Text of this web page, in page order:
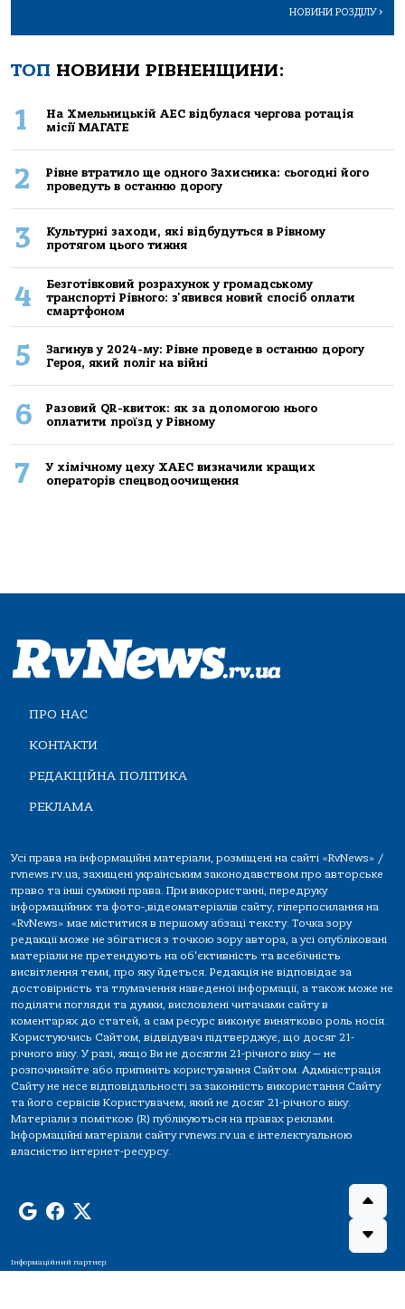
НОВИНИ РОЗДІЛУ>
ТОП НОВИНИ РІВНЕНЩИНИ:
1
На Хмельницькій АЕС відбулася чергова ротація
місії МАГАТЕ
2
Рівне втратило ще одного Захисника: сьогодні його
проведуть в останню дорогу
3
Культурні заходи, які відбудуться в Рівному
протягом цього тижня
4
Безготівковий розрахунок у громадському
транспорті Рівного: з'явився новий спосіб оплати
смартфоном
5
Загинув у 2024-му: Рівне проведе в останню дорогу
Героя, який поліг на війні
6
Разовий QR-квиток: як за допомогою нього
оплатити проїзд у Рівному
7
У хімічному цеху ХАЕС визначили кращих
операторів спецводоочищення
ПРО НАС
КОНТАКТИ
РЕДАКЦІЙНА ПОЛІТИКА
РЕКЛАМА
Усі права на інформаційні матеріали, розміщені на сайті «RvNews» /
rvnews.rv.ua, захищені українським законодавством про авторське
право та інші суміжні права. При використанні, передруку
інформаційних та фото-,відеоматеріалів сайту, гіперпосилання на
«RvNews» має міститися в першому абзаці тексту. Точка зору
редакції може не збігатися з точкою зору автора, а усі опубліковані
матеріали не претендують на об'єктивність та всебічність
висвітлення теми, про яку йдеться. Редакція не відповідає за
достовірність та тлумачення наведеної інформації, а також може не
поділяти погляди та думки, висловлені читачами сайту в
коментарях до статей, а сам ресурс виконує винятково роль носія.
Користуючись Сайтом, відвідувач підтверджує, що досяг 21-
річного віку. У разі, якщо Ви не досягли 21-річного віку — не
розпочинайте або припиніть користування Сайтом. Адміністрація
Сайту не несе відповідальності за законність використання Сайту
та його сервісів Користувачем, який не досяг 21-річного віку.
Матеріали з поміткою (R) публікуються на правах реклами.
Інформаційні матеріали сайту rvnews.rv.ua є інтелектуальною
власністю інтернет-ресурсу.
Інформаційний партнер: